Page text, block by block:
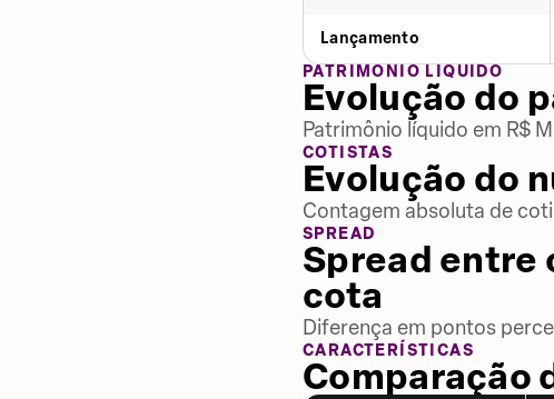
Lançamento
PATRIMÔNIO LÍQUIDO
Evolução do
Patrimônio líquido em R$
COTISTAS
Evolução do
Contagem absoluta de
SPREAD
Spread entre
cota
Diferença em pontos
CARACTERÍSTICAS
Comparação